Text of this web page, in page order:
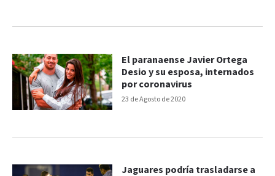
23 de Agosto de 2020
El paranaense Javier Ortega
Desio y su esposa, internados
por coronavirus
Jaguares podría trasladarse a